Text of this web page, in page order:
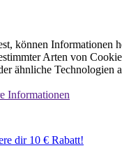
können
Arten von
ähnliche
Informationen
dir 10 € Rabatt!